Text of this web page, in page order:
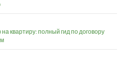
квартиру: полный гид по договору